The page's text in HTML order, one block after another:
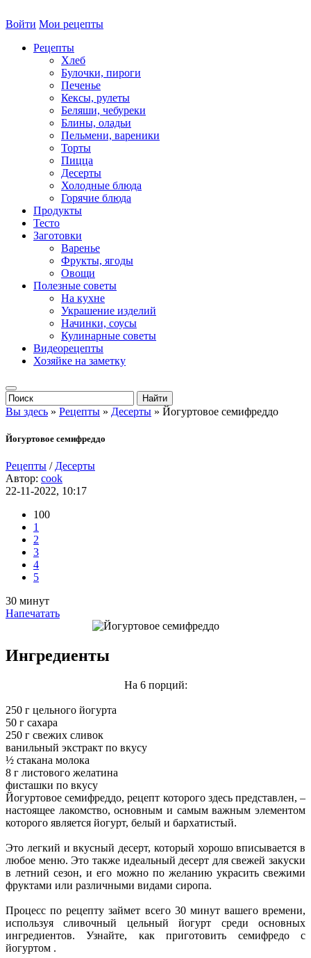
Войти Мои рецепты
Рецепты
Хлеб
Булочки, пироги
Печенье
Кексы, рулеты
Беляши, чебуреки
Блины, оладьи
Пельмени, вареники
Торты
Пицца
Десерты
Холодные блюда
Горячие блюда
Продукты
Тесто
Заготовки
Варенье
Фрукты, ягоды
Овощи
Полезные советы
На кухне
Украшение изделий
Начинки, соусы
Кулинарные советы
Видеорецепты
Хозяйке на заметку
Вы здесь » Рецепты » Десерты » Йогуртовое семифреддо
Йогуртовое семифреддо
Рецепты / Десерты
Автор: cook
22-11-2022, 10:17
100
1
2
3
4
5
30 минут
Напечатать
Ингредиенты
На 6 порций:
250 г цельного йогурта
50 г сахара
250 г свежих сливок
ванильный экстракт по вкусу
½ стакана молока
8 г листового желатина
фисташки по вкусу
Йогуртовое семифреддо, рецепт которого здесь представлен, –
настоящее лакомство, основным и самым важным элементом
которого является йогурт, белый и бархатистый.
Это легкий и вкусный десерт, который хорошо вписывается в
любое меню. Это также идеальный десерт для свежей закуски
в летний сезон, и его можно по желанию украсить свежими
фруктами или различными видами сиропа.
Процесс по рецепту займет всего 30 минут вашего времени,
используя сливочный цельный йогурт среди основных
ингредиентов. Узнайте, как приготовить семифредо с
йогуртом .